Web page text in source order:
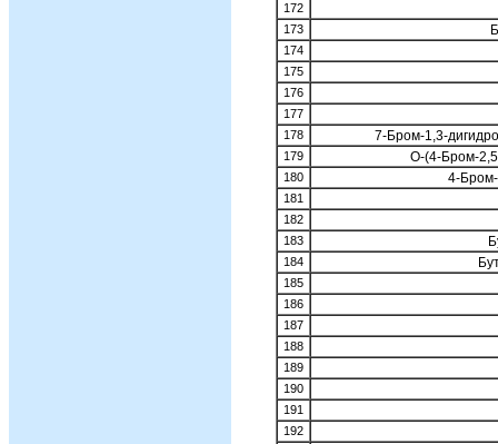
172
173
174
175
176
177
178
7-Бром-1,3-
179 O-(4-Бром-
180 4-
181
182
183
184
185
186
187
188
189
190
191
192